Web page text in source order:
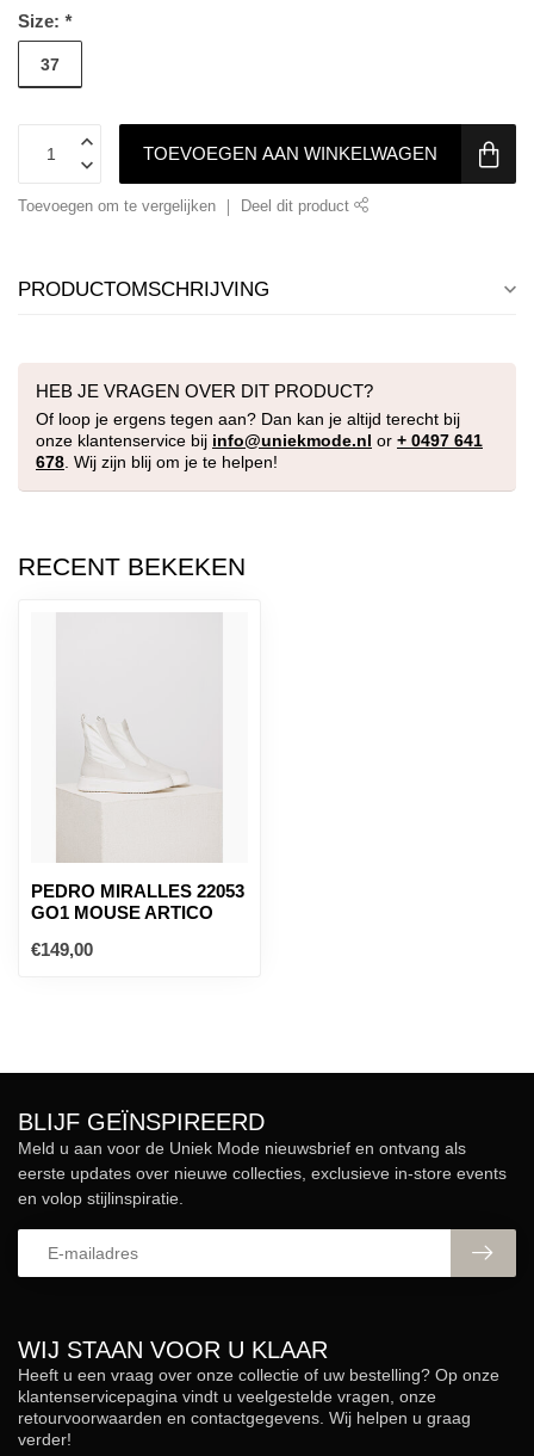
Size: *
37
TOEVOEGEN AAN WINKELWAGEN
Toevoegen om te vergelijken Deel dit product
PRODUCTOMSCHRIJVING
HEB JE VRAGEN OVER DIT PRODUCT?
Of loop je ergens tegen aan? Dan kan je altijd terecht bij
onze klantenservice bij info@uniekmode.nl or + 0497 641
678. Wij zijn blij om je te helpen!
RECENT BEKEKEN
PEDRO MIRALLES 22053
GO1 MOUSE ARTICO
€149,00
WIJ STAAN VOOR U KLAAR
Heeft u een vraag over onze collectie of uw bestelling? Op onze
klantenservicepagina vindt u veelgestelde vragen, onze
retourvoorwaarden en contactgegevens. Wij helpen u graag
verder!
BLIJF GEÏNSPIREERD
Meld u aan voor de Uniek Mode nieuwsbrief en ontvang als
eerste updates over nieuwe collecties, exclusieve in-store events
en volop stijlinspiratie.